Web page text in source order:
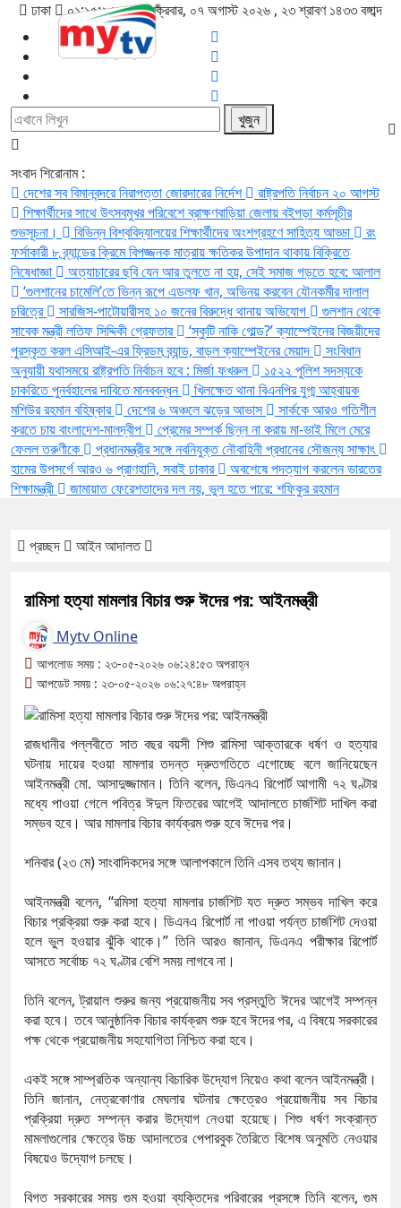
ঢাকা ০১:১৫:২৬ এএম, শুক্রবার, ০৭ অগাস্ট ২০২৬ , ২৩ শ্রাবণ ১৪৩৩বঙ্গাব্দ
সংবাদ শিরোনাম :
দেশের সব বিমানবন্দরে নিরাপত্তা জোরদারের নির্দেশ
রাষ্ট্রপতি নির্বাচন ২০ আগস্ট
শিক্ষার্থীদের সাথে উৎসবমুখর পরিবেশে ব্রাক্ষণবাড়িয়া জেলায় বইপড়া কর্মসূচীর
শুভসূচনা।
বিভিন্ন বিশ্ববিদ্যালয়ের শিক্ষার্থীদের অংশগ্রহণে সাহিত্য আড্ডা
রং
ফর্সাকারী ৮ ব্র্যান্ডের ক্রিমে বিপজ্জনক মাত্রায় ক্ষতিকর উপাদান থাকায় বিক্রিতে
নিষেধাজ্ঞা
অত্যাচারের ছবি যেন আর তুলতে না হয়, সেই সমাজ গড়তে হবে: আলাল
‘গুলশানের চামেলি’তে ভিন্ন রূপে এডলফ খান, অভিনয় করবেন যৌনকর্মীর দালাল
চরিত্রে
সারজিস-পাটোয়ারীসহ ১০ জনের বিরুদ্ধে থানায় অভিযোগ
গুলশান থেকে
সাবেক মন্ত্রী লতিফ সিদ্দিকী গ্রেফতার
‘স্কুটি নাকি গোল্ড?’ ক্যাম্পেইনের বিজয়ীদের
পুরস্কৃত করল এসিআই-এর ফ্রিডম ব্র্যান্ড, বাড়ল ক্যাম্পেইনের মেয়াদ
সংবিধান
অনুযায়ী যথাসময়ে রাষ্ট্রপতি নির্বাচন হবে : মির্জা ফখরুল
১৫২২ পুলিশ সদস্যকে
চাকরিতে পুনর্বহালের দাবিতে মানববন্ধন
খিলক্ষেত থানা বিএনপির যুগ্ম আহ্বায়ক
মশিউর রহমান বহিষ্কার
দেশের ৬ অঞ্চলে ঝড়ের আভাস
সার্ককে আরও গতিশীল
করতে চায় বাংলাদেশ-মালদ্বীপ
প্রেমের সম্পর্ক ছিন্ন না করায় মা-ভাই মিলে মেরে
ফেলল তরুণীকে
প্রধানমন্ত্রীর সঙ্গে নবনিযুক্ত নৌবাহিনী প্রধানের সৌজন্য সাক্ষাৎ
হামের উপসর্গে আরও ৬ প্রাণহানি, সবাই ঢাকার
অবশেষে পদত্যাগ করলেন ভারতের
শিক্ষামন্ত্রী
জামায়াত ফেরেশতাদের দল নয়, ভুল হতে পারে: শফিকুর রহমান
প্রচ্ছদ আইন আদালত
রামিসা হত্যা মামলার বিচার শুরু ঈদের পর: আইনমন্ত্রী
Mytv Online
আপলোড সময় : ২৩-০৫-২০২৬ ০৬:২৪:৫৩ অপরাহ্ন
আপডেট সময় : ২৩-০৫-২০২৬ ০৬:২৭:৪৮ অপরাহ্ন
রাজধানীর পল্লবীতে সাত বছর বয়সী শিশু রামিসা আক্তারকে ধর্ষণ ও হত্যার
ঘটনায় দায়ের হওয়া মামলার তদন্ত দ্রুতগতিতে এগোচ্ছে বলে জানিয়েছেন
আইনমন্ত্রী মো. আসাদুজ্জামান। তিনি বলেন, ডিএনএ রিপোর্ট আগামী ৭২ ঘণ্টার
মধ্যে পাওয়া গেলে পবিত্র ঈদুল ফিতরের আগেই আদালতে চার্জশিট দাখিল করা
সম্ভব হবে। আর মামলার বিচার কার্যক্রম শুরু হবে ঈদের পর।
শনিবার (২৩ মে) সাংবাদিকদের সঙ্গে আলাপকালে তিনি এসব তথ্য জানান।
আইনমন্ত্রী বলেন, “রমিসা হত্যা মামলার চার্জশিট যত দ্রুত সম্ভব দাখিল করে
বিচার প্রক্রিয়া শুরু করা হবে। ডিএনএ রিপোর্ট না পাওয়া পর্যন্ত চার্জশিট দেওয়া
হলে ভুল হওয়ার ঝুঁকি থাকে।” তিনি আরও জানান, ডিএনএ পরীক্ষার রিপোর্ট
আসতে সর্বোচ্চ ৭২ ঘণ্টার বেশি সময় লাগবে না।
তিনি বলেন, ট্রায়াল শুরুর জন্য প্রয়োজনীয় সব প্রস্তুতি ঈদের আগেই সম্পন্ন
করা হবে। তবে আনুষ্ঠানিক বিচার কার্যক্রম শুরু হবে ঈদের পর, এ বিষয়ে সরকারের
পক্ষ থেকে প্রয়োজনীয় সহযোগিতা নিশ্চিত করা হবে।
একই সঙ্গে সাম্প্রতিক অন্যান্য বিচারিক উদ্যোগ নিয়েও কথা বলেন আইনমন্ত্রী।
তিনি জানান, নেত্রকোণার মেঘলার ঘটনার ক্ষেত্রেও প্রয়োজনীয় সব বিচার
প্রক্রিয়া দ্রুত সম্পন্ন করার উদ্যোগ নেওয়া হয়েছে। শিশু ধর্ষণ সংক্রান্ত
মামলাগুলোর ক্ষেত্রে উচ্চ আদালতের পেপারবুক তৈরিতে বিশেষ অনুমতি নেওয়ার
বিষয়েও উদ্যোগ চলছে।
বিগত সরকারের সময় গুম হওয়া ব্যক্তিদের পরিবারের প্রসঙ্গে তিনি বলেন, গুম